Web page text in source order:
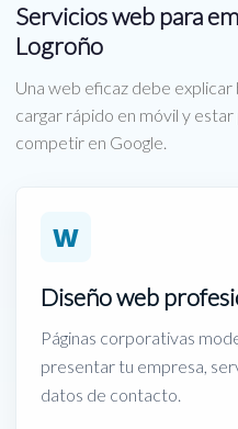
Servicios web para
Logroño
Una web eficaz debe explicar
cargar rápido en móvil y
competir en Google.
W
Diseño web
Páginas corporativas
presentar tu empresa,
datos de contacto.